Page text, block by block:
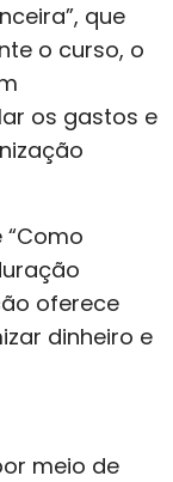
que
o curso, o
os gastos e
oferece
dinheiro e
meio de